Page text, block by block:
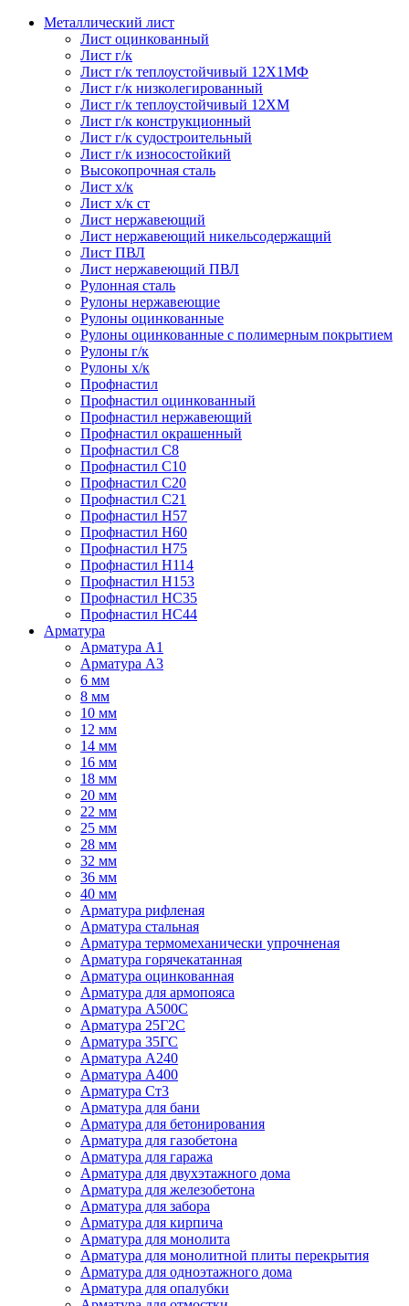
Металлический лист
Лист оцинкованный
Лист г/к
Лист г/к теплоустойчивый 12Х1МФ
Лист г/к низколегированный
Лист г/к теплоустойчивый 12ХМ
Лист г/к конструкционный
Лист г/к судостроительный
Лист г/к износостойкий
Высокопрочная сталь
Лист х/к
Лист х/к ст
Лист нержавеющий
Лист нержавеющий никельсодержащий
Лист ПВЛ
Лист нержавеющий ПВЛ
Рулонная сталь
Рулоны нержавеющие
Рулоны оцинкованные
Рулоны оцинкованные с полимерным покрытием
Рулоны г/к
Рулоны х/к
Профнастил
Профнастил оцинкованный
Профнастил нержавеющий
Профнастил окрашенный
Профнастил С8
Профнастил С10
Профнастил С20
Профнастил С21
Профнастил Н57
Профнастил Н60
Профнастил Н75
Профнастил Н114
Профнастил Н153
Профнастил НС35
Профнастил НС44
Арматура
Арматура А1
Арматура А3
6 мм
8 мм
10 мм
12 мм
14 мм
16 мм
18 мм
20 мм
22 мм
25 мм
28 мм
32 мм
36 мм
40 мм
Арматура рифленая
Арматура стальная
Арматура термомеханически упрочненая
Арматура горячекатанная
Арматура оцинкованная
Арматура для армопояса
Арматура A500С
Арматура 25Г2С
Арматура 35ГС
Арматура А240
Арматура А400
Арматура Ст3
Арматура для бани
Арматура для бетонирования
Арматура для газобетона
Арматура для гаража
Арматура для двухэтажного дома
Арматура для железобетона
Арматура для забора
Арматура для кирпича
Арматура для монолита
Арматура для монолитной плиты перекрытия
Арматура для одноэтажного дома
Арматура для опалубки